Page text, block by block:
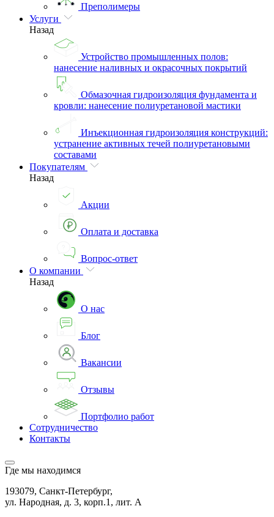
Преполимеры
Услуги
Назад
Устройство промышленных полов:
нанесение наливных и окрасочных покрытий
Обмазочная гидроизоляция фундамента и
кровли: нанесение полиуретановой мастики
Инъекционная гидроизоляция конструкций:
устранение активных течей полиуретановыми
составами
Покупателям
Назад
Акции
Оплата и доставка
Вопрос-ответ
О компании
Назад
О нас
Блог
Вакансии
Отзывы
Портфолио работ
Сотрудничество
Контакты
Где мы находимся
193079, Санкт-Петербург,
ул. Народная, д. 3, корп.1, лит. А